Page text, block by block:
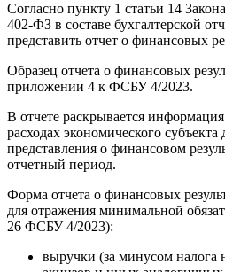
Согласно пункту 1 статьи 14
402-ФЗ в составе бухгалтерской
представить отчет о финансовых
Образец отчета о финансовых
приложении 4 к ФСБУ 4/2023.
В отчете раскрывается
расходах экономического
представления о финансовом
отчетный период.
Форма отчета о финансовых
для отражения минимальной
26 ФСБУ 4/2023):
выручки (за минусом налога